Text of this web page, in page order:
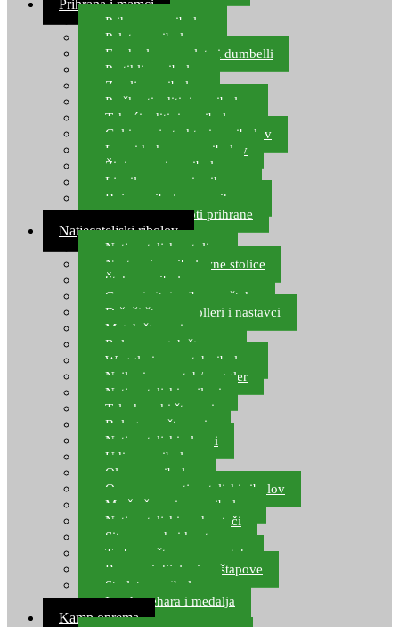
Prihrana i mamci
Prihrana za ribolov
Pelete za ribolov
Feeder lovne pelete i dumbelli
Partikli za ribolov
Zemlja za ribolov
Praškasti aditivi za ribolov
Tekući aditivi za ribolov
Gel i sprej atraktori za ribolov
Lovni kukuruz za ribolov
Živi mamci za ribolov
Ljepilo za crve i prihranu
Boje za ribolovnu prihranu
Provjereni recepti prihrane
Natjecateljski ribolov
Natjecateljske stolice
Nastavci za ribolovne stolice
Šteke za ribolov
Gume i sitni pribor za šteku
Držači štapova rolleri i nastavci
Match štapovi
Role za match štapove
Waggleri za match ribolov
Najloni za match/waggler
Natjecateljski najloni
Teleskopski štapovi
Bolognese štapovi
Natjecateljski plovci
Udice za ribolov
Olovo za ribolov
Oprema za natjecateljski ribolov
Mreže čuvarice za ribolov
Natjecateljski podmetači
Sito, posude i kante
Torbe za štapove – match
Rezervni dijelovi za štapove
Starlete za ribolov
Izrada pehara i medalja
Kamp oprema